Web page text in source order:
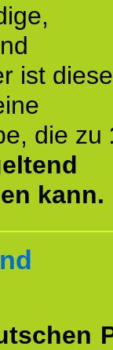
ist diese
die zu
kann.